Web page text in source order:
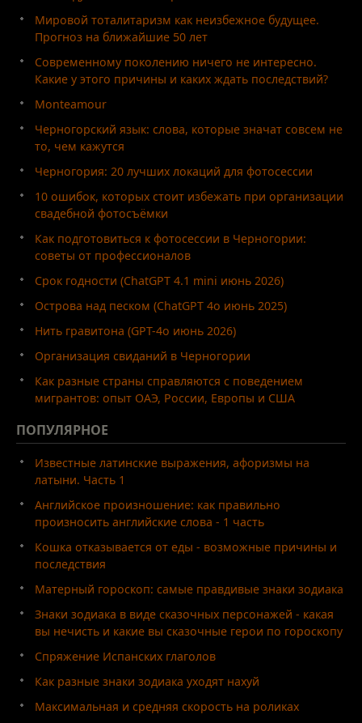
Мировой тоталитаризм как неизбежное будущее.
Прогноз на ближайшие 50 лет
Современному поколению ничего не интересно.
Какие у этого причины и каких ждать последствий?
Monteamour
Черногорский язык: слова, которые значат совсем не
то, чем кажутся
Черногория: 20 лучших локаций для фотосессии
10 ошибок, которых стоит избежать при организации
свадебной фотосъёмки
Как подготовиться к фотосессии в Черногории:
советы от профессионалов
Срок годности (ChatGPT 4.1 mini июнь 2026)
Острова над песком (ChatGPT 4o июнь 2025)
Нить гравитона (GPT-4o июнь 2026)
Организация свиданий в Черногории
Как разные страны справляются с поведением
мигрантов: опыт ОАЭ, России, Европы и США
ПОПУЛЯРНОЕ
Известные латинские выражения, афоризмы на
латыни. Часть 1
Английское произношение: как правильно
произносить английские слова - 1 часть
Кошка отказывается от еды - возможные причины и
последствия
Матерный гороскоп: самые правдивые знаки зодиака
Знаки зодиака в виде сказочных персонажей - какая
вы нечисть и какие вы сказочные герои по гороскопу
Спряжение Испанских глаголов
Как разные знаки зодиака уходят нахуй
Максимальная и средняя скорость на роликах